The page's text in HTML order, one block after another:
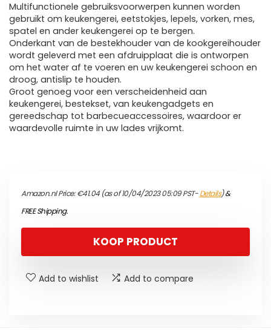
Multifunctionele gebruiksvoorwerpen kunnen worden
gebruikt om keukengerei, eetstokjes, lepels, vorken, mes,
spatel en ander keukengerei op te bergen.
Onderkant van de bestekhouder van de kookgereihouder
wordt geleverd met een afdruipplaat die is ontworpen
om het water af te voeren en uw keukengerei schoon en
droog, antislip te houden.
Groot genoeg voor een verscheidenheid aan
keukengerei, bestekset, van keukengadgets en
gereedschap tot barbecueaccessoires, waardoor er
waardevolle ruimte in uw lades vrijkomt.
Amazon.nl Price:€41.04(as of 10/04/2023 05:09 PST-Details)&
FREE Shipping.
KOOP PRODUCT
Add to wishlist Add to compare